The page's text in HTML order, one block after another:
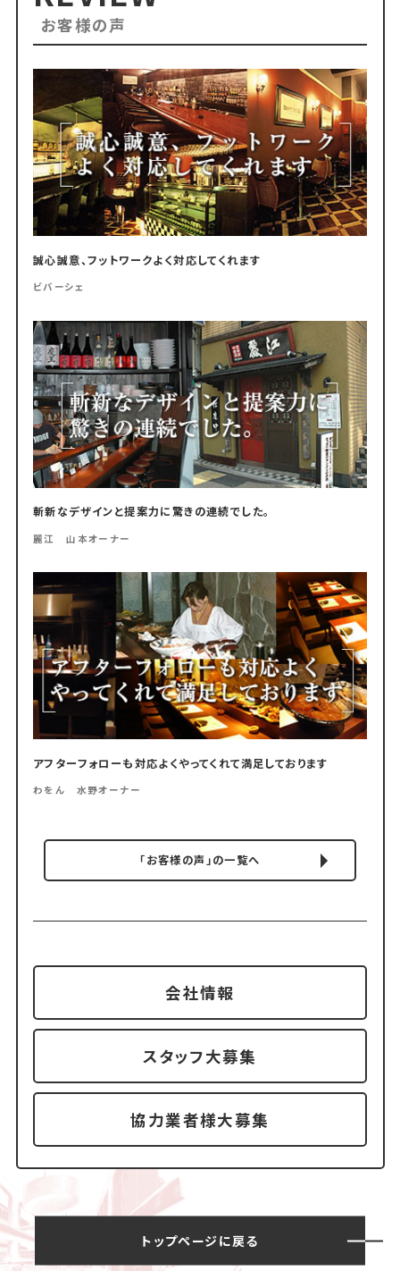
お客様の声
誠心誠意、フットワークよく対応してくれます
ビバーシェ
斬新なデザインと提案力に驚きの連続でした。
麗江 山本オーナー
アフターフォローも対応よくやってくれて満足しております
わをん 水野オーナー
「お客様の声」の一覧へ
会社情報
スタッフ大募集
協力業者様大募集
トップページに戻る